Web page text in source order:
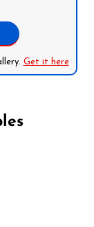
Get it here